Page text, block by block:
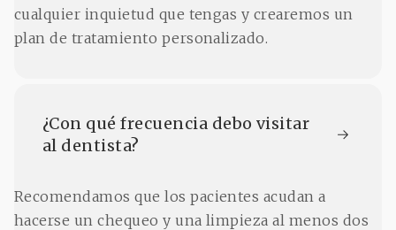
cualquier inquietud que tengas y crearemos un
plan de tratamiento personalizado.
¿Con qué frecuencia debo visitar
al dentista?
Recomendamos que los pacientes acudan a
hacerse un chequeo y una limpieza al menos dos